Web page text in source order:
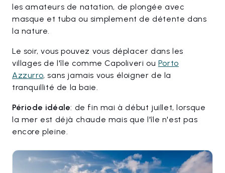
les amateurs de natation, de plongée avec
masque et tuba ou simplement de détente dans
la nature.
Le soir, vous pouvez vous déplacer dans les
villages de l'île comme Capoliveri ou Porto
Azzurro, sans jamais vous éloigner de la
tranquillité de la baie.
Période idéale: de fin mai à début juillet, lorsque
la mer est déjà chaude mais que l'île n'est pas
encore pleine.